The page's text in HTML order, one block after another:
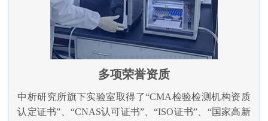
多项荣誉资质
中析研究所旗下实验室取得了“CMA检验检测机构资质
认定证书”、“CNAS认可证书”、“ISO证书”、“国家高新